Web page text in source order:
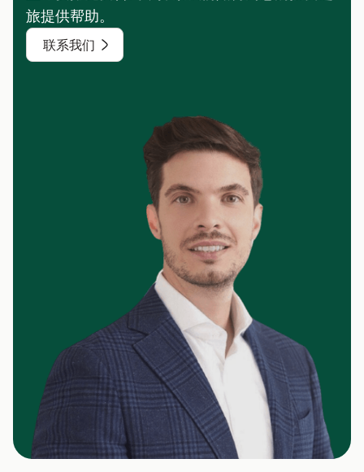
旅提供帮助。
联系我们